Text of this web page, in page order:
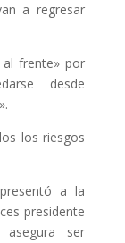
a regresar
al frente» por
desde
los riesgos
a la
presidente
ser